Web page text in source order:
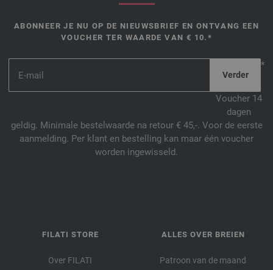
ABONNEER JE NU OP DE NIEUWSBRIEF EN ONTVANG EEN
VOUCHER TER WAARDE VAN € 10.*
*
Voucher 14
dagen
geldig. Minimale bestelwaarde na retour € 45,-. Voor de eerste
aanmelding. Per klant en bestelling kan maar één voucher
worden ingewisseld.
FILATI STORE
Over FILATI
ALLES OVER BREIEN
Patroon van de maand